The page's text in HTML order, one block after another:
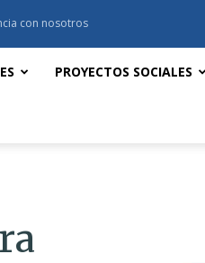
con nosotros
PROYECTOS SOCIALES